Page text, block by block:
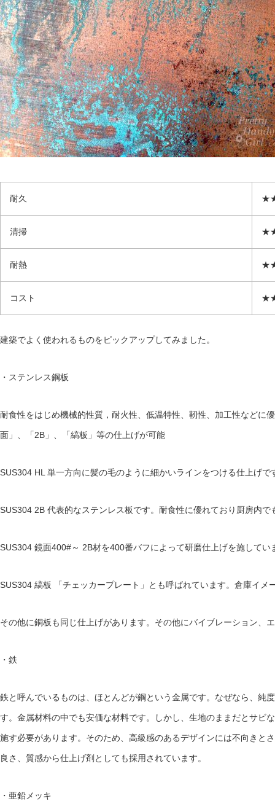
耐久
清掃
耐熱
コスト
建築でよく使われるものをピックアップしてみました。
・ステンレス鋼板
耐食性をはじめ機械的性質，耐火性、低温特性、靭性、加工性などに
面」、「2B 」、「縞板」等の仕上げが可能
SUS304 HL 単一方向に髪の毛のように細かいラインをつける仕上げ
SUS304 2B 代表的なステンレス板です。耐食性に優れており厨房内で
SUS304 鏡面400#～ 2B材を400番バフによって研磨仕上げを施して
SUS304 縞板 「チェッカープレート」とも呼ばれています。倉庫イ
その他に銅板も同じ仕上げがあります。その他にバイブレーション、
・鉄
鉄と呼んでいるものは、ほとんどが鋼という金属です。なぜなら、純度
す。金属材料の中でも安価な材料です。しかし、生地のままだとサビ
施す必要があります。そのため、高級感のあるデザインには不向きと
良さ、質感から仕上げ剤としても採用されています。
・亜鉛メッキ